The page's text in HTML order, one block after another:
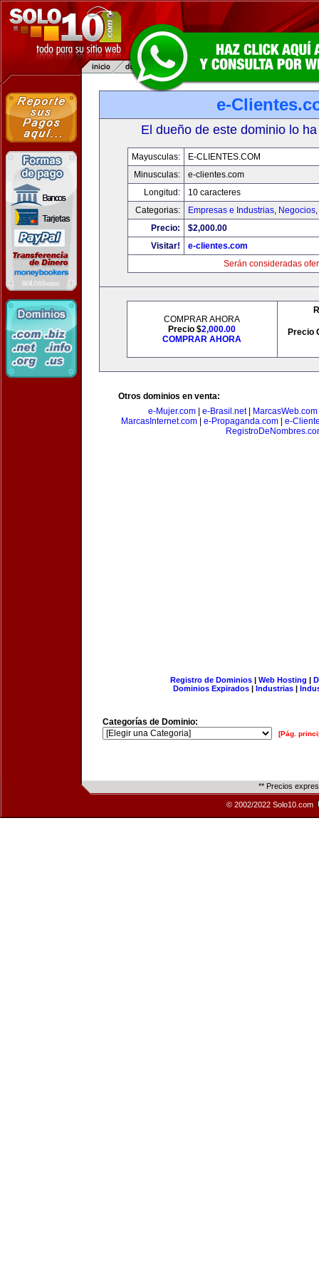
e-
El dueño de este dominio lo
Mayusculas:
E-CLIENTES.COM
Minusculas:
e-clientes.com
Longitud:
10 caracteres
Categorias:
Empresas e Industrias, Negocios,
Precio:
$2,000.00
Visitar!
e-clientes.com
Serán consideradas
COMPRAR AHORA
Precio $2,000.00
COMPRAR AHORA
Precio
Otros dominios en venta:
e-Mujer.com| e-Brasil.net| MarcasWeb.com
MarcasInternet.com| e-Propaganda.com| e-
Registro de Dominios| Web Hosting |
Dominios Expirados | Industrias |
Categorías de Dominio:
[Pág.
** Precios
© 2002/2022 Solo10.com